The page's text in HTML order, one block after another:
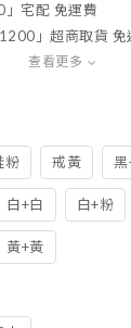
宅配 免運費
」超商取貨 免
查看更多
粉 戒黃 黑
白+白 白+粉
黃+黃